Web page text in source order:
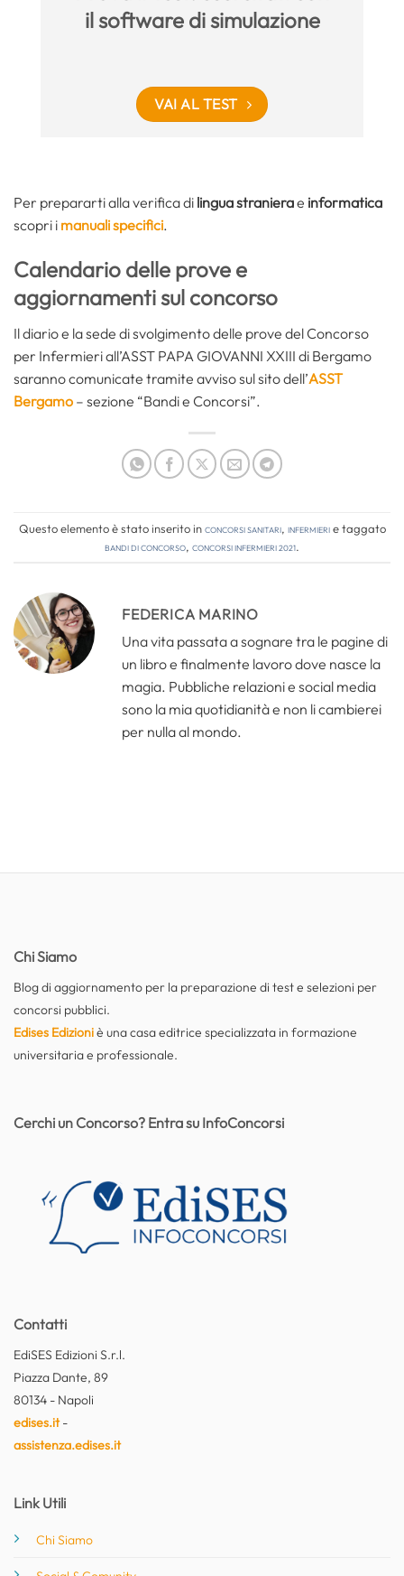
il software di simulazione
VAI AL TEST
Per prepararti alla verifica di lingua stranierae informatica
scopri i manuali specifici.
Calendario delle prove e
aggiornamenti sul concorso
Il diario e la sede di svolgimento delle prove del Concorso
per Infermieri all’ASST PAPA GIOVANNI XXIII di Bergamo
saranno comunicate tramite avviso sul sito dell’ASST
Bergamo – sezione “Bandi e Concorsi”.
Questo elemento è stato inserito inConcorsi Sanitari, Infermierie taggato
bandi di concorso, concorsi infermieri 2021.
FEDERICA MARINO
Una vita passata a sognare tra le pagine di
un libro e finalmente lavoro dove nasce la
magia. Pubbliche relazioni e social media
sono la mia quotidianità e non li cambierei
per nulla al mondo.
Chi Siamo
Blog di aggiornamento per la preparazione di test e selezioni per
concorsi pubblici.
Edises Edizioniè una casa editrice specializzata in formazione
universitaria e professionale.
Contatti
EdiSES Edizioni S.r.l.
Piazza Dante, 89
80134 - Napoli
edises.it-
assistenza.edises.it
Link Utili
Chi Siamo
Cerchi un Concorso? Entra su InfoConcorsi